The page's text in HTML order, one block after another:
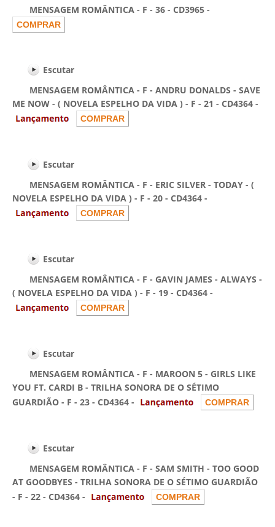
MENSAGEM ROMÂNTICA - F - 36 - CD3965 -
Escutar
MENSAGEM ROMÂNTICA - F - ANDRU DONALDS - SAVE
ME NOW - ( NOVELA ESPELHO DA VIDA ) - F - 21 - CD4364 -
Escutar
MENSAGEM ROMÂNTICA - F - ERIC SILVER - TODAY - (
NOVELA ESPELHO DA VIDA ) - F - 20 - CD4364 -
Escutar
MENSAGEM ROMÂNTICA - F - GAVIN JAMES - ALWAYS -
( NOVELA ESPELHO DA VIDA ) - F - 19 - CD4364 -
Escutar
MENSAGEM ROMÂNTICA - F - MAROON 5 - GIRLS LIKE
YOU FT. CARDI B - TRILHA SONORA DE O SÉTIMO
GUARDIÃO - F - 23 - CD4364 -
Escutar
MENSAGEM ROMÂNTICA - F - SAM SMITH - TOO GOOD
AT GOODBYES - TRILHA SONORA DE O SÉTIMO GUARDIÃO
- F - 22 - CD4364 -